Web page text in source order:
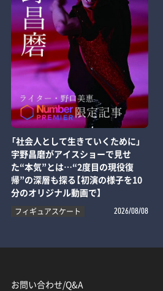
「社会人として生きていくために」
宇野昌磨がアイスショーで見せ
た“本気”とは…“2度目の現役復
帰”の深層も探る【初演の様子を10
分のオリジナル動画で】
フィギュアスケート 2026/08/08
お問い合わせ/Q&A